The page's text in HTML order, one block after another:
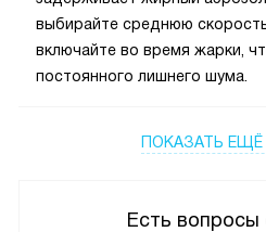
Есть вопросы
выбирайте среднюю
включайте во время жарки,
постоянного лишнего шума.
ПОКАЗАТЬ